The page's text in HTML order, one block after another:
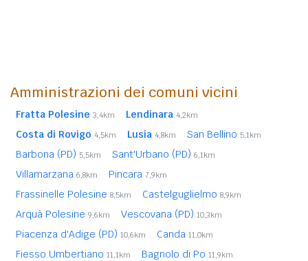
Amministrazioni dei comuni vicini
Fratta Polesine 3,4km Lendinara 4,2km
Costa di Rovigo 4,5km Lusia 4,8km San Bellino 5,1km
Barbona (PD) 5,5km Sant'Urbano (PD) 6,1km
Villamarzana 6,8km Pincara 7,9km
Frassinelle Polesine 8,5km Castelguglielmo 8,9km
Arquà Polesine 9,6km Vescovana (PD) 10,3km
Piacenza d'Adige (PD) 10,6km Canda 11,0km
Fiesso Umbertiano 11,1km Bagnolo di Po 11,9km